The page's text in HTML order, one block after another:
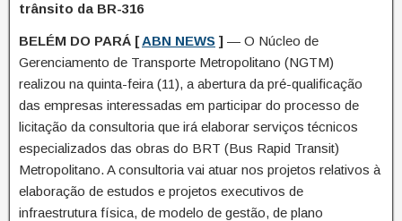
trânsito da BR-316
BELÉM DO PARÁ [ABN NEWS ] — O Núcleo de
Gerenciamento de Transporte Metropolitano (NGTM)
realizou na quinta-feira (11), a abertura da pré-qualificação
das empresas interessadas em participar do processo de
licitação da consultoria que irá elaborar serviços técnicos
especializados das obras do BRT (Bus Rapid Transit)
Metropolitano. A consultoria vai atuar nos projetos relativos à
elaboração de estudos e projetos executivos de
infraestrutura física, de modelo de gestão, de plano